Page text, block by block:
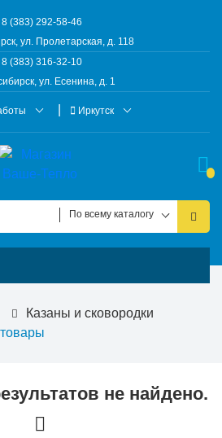
8 (383) 292-58-46
ул. Пролетарская, д. 118
8 (383) 316-32-10
ул. Есенина, д. 1
Иркутск
По всему каталогу
Казаны и сковородки
не найдено.